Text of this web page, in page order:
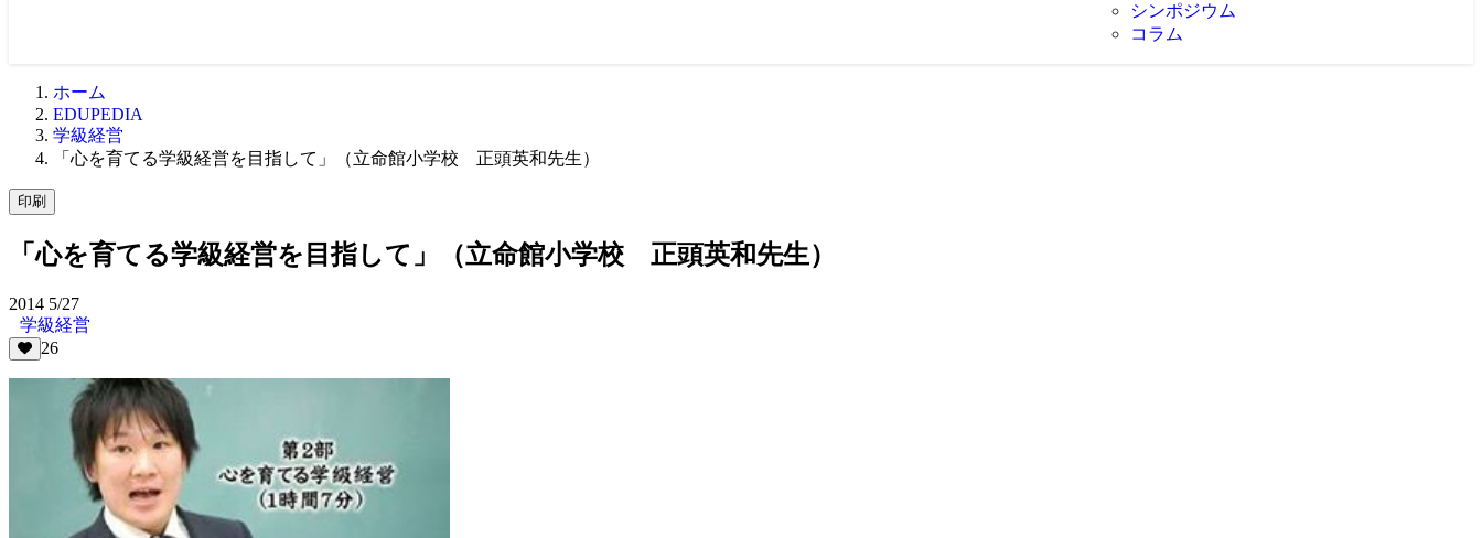
シンポジウム
コラム
ホーム
EDUPEDIA
学級経営
「心を育てる学級経営を目指して」（立命館小学校 正頭英和先生）
印刷
「心を育てる学級経営を目指して」（立命館小学校 正頭英和先生）
2014 5/27
学級経営
26